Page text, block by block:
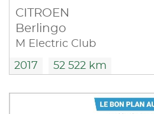
CITROEN
Berlingo
M Electric Club
2017 52 522 km